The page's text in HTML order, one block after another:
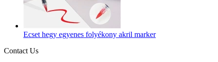
Ecset hegy egyenes folyékony akril marker
Contact Us